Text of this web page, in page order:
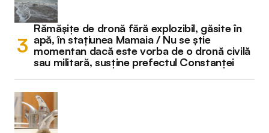
Rămășițe de dronă fără explozibil, găsite în
apă, în stațiunea Mamaia / Nu se știe
momentan dacă este vorba de o dronă civilă
sau militară, susține prefectul Constanței